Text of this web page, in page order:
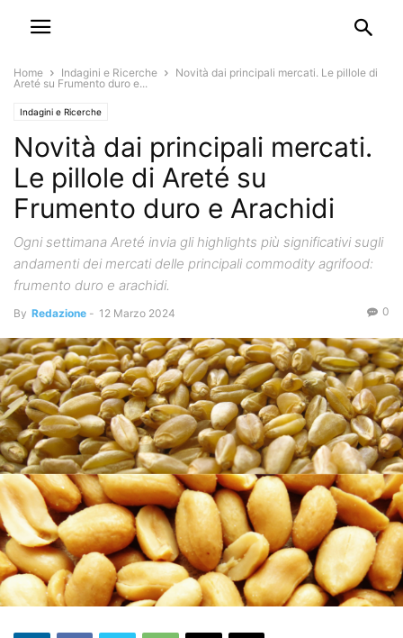
Home Indagini e Ricerche
Novità dai principali mercati. Le pillole di
Areté su Frumento duro e...
Indagini e Ricerche
Novità dai principali mercati.
Le pillole di Areté su
Frumento duro e Arachidi
Ogni settimana Areté invia gli highlights più significativi sugli
andamenti dei mercati delle principali commodity agrifood:
frumento duro e arachidi.
By Redazione - 12 Marzo 2024 0